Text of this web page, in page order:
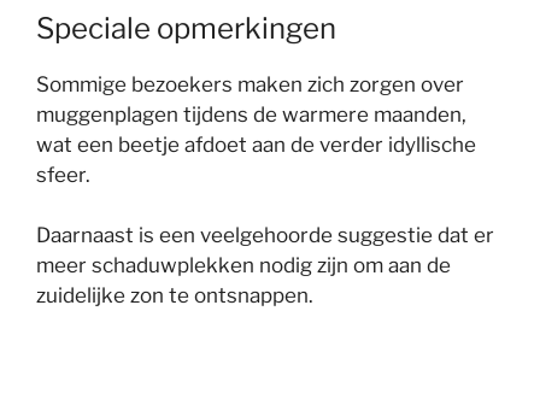
Speciale opmerkingen
Sommige bezoekers maken zich zorgen over
muggenplagen tijdens de warmere maanden,
wat een beetje afdoet aan de verder idyllische
sfeer.
Daarnaast is een veelgehoorde suggestie dat er
meer schaduwplekken nodig zijn om aan de
zuidelijke zon te ontsnappen.